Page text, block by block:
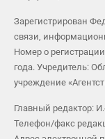
Зарегистрирован
связи,
Номер о
года. Учредитель:
учреждение
Главный редактор:
Телефон/факс